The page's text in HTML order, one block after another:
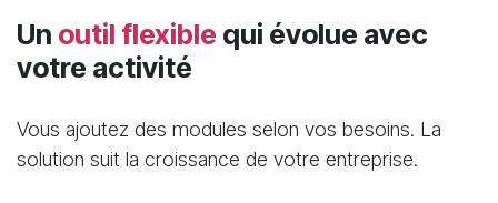
Un outil flexible qui évolue avec
votre activité
Vous ajoutez des modules selon vos besoins. La
solution suit la croissance de votre entreprise.